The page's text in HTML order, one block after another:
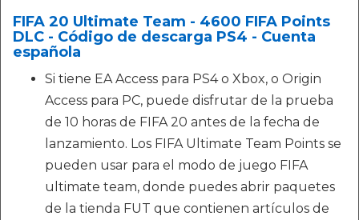
FIFA 20 Ultimate Team - 4600 FIFA Points
DLC - Código de descarga PS4 - Cuenta
española
Si tiene EA Access para PS4 o Xbox, o Origin
Access para PC, puede disfrutar de la prueba
de 10 horas de FIFA 20 antes de la fecha de
lanzamiento. Los FIFA Ultimate Team Points se
pueden usar para el modo de juego FIFA
ultimate team, donde puedes abrir paquetes
de la tienda FUT que contienen artículos de